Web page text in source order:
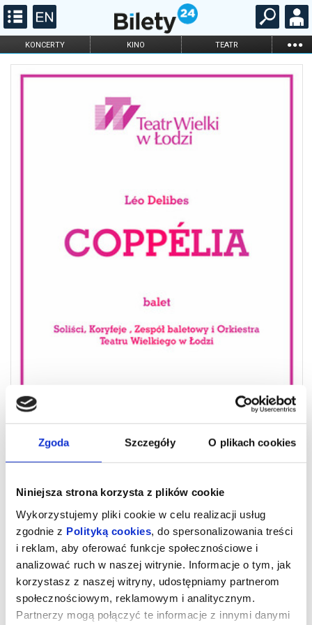
Zgoda Szczegóły O plikach cookies
Niniejsza strona korzysta z plików cookie
Wykorzystujemy pliki cookie w celu realizacji usług
zgodnie z Polityką cookies , do spersonalizowania treści
i reklam, aby oferować funkcje społecznościowe i
analizować ruch w naszej witrynie. Informacje o tym, jak
korzystasz z naszej witryny, udostępniamy partnerom
społecznościowym, reklamowym i analitycznym.
Partnerzy mogą połączyć te informacje z innymi danymi
KONCERTY KINO TEATR ...
FILHARMONIA OPERA I BALET
COPPELIA
Po 26 latach na łódzką scenę powraca jeden z najbardziej
czarujących baletów – „Coppélia” Léo Delibesa. To wyjątkowe
wydarzenie, które ponownie ożywi magię tańca, humoru i
romantycznej opowieści, zachwycając widzów w każdym wieku.
Pełna wdzięku historia o miłości, iluzji i odrobinie szaleństwa
przenosi nas do świata, gdzie granica między tym, co żywe, a tym,
co sztuczne, zaczyna się zacierać. Barwne postaci, lekka narracja i
niezwykła choreografia sprawiają, że „Coppélia” to spektakl pełen